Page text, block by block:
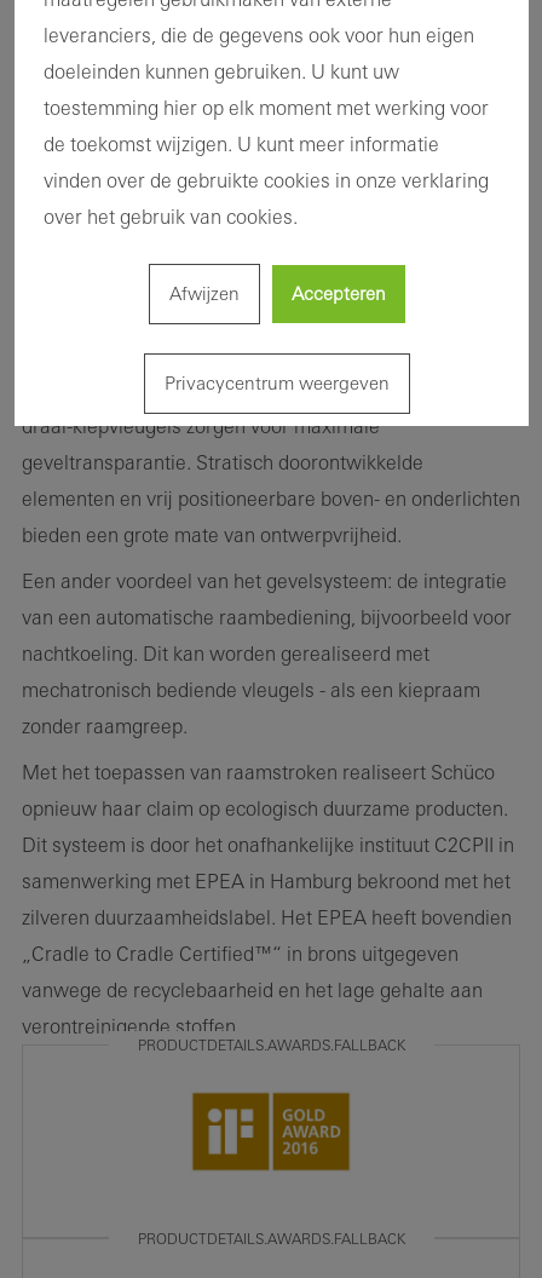
draagconstructie in de gevel
Het vliesgevelsysteem Schüco FWS 60 CV
(Concealed Vent) combineert een harmonieus filigraan
aanzicht met hoge functionaliteit en goede thermische
isolatie. Openingselementen en vaste velden zijn van
buiten niet te onderscheiden; er is overl sprake van een
aanzichtbreedte van slechts 60 mm. De raamvleugel is
aan de binnenzijde vlak aangesloten en alleen te
herkennen aan een filigrane schaduwvoeg en de
Grote elementhoogtes met verdiepingshoge draai- of
draai-kiepvleugels zorgen voor maximale
geveltransparantie. Stratisch doorontwikkelde
elementen en vrij positioneerbare boven- en onderlichten
bieden een grote mate van ontwerpvrijheid.
Een ander voordeel van het gevelsysteem: de integratie
van een automatische raambediening, bijvoorbeeld voor
nachtkoeling. Dit kan worden gerealiseerd met
mechatronisch bediende vleugels - als een kiepraam
zonder raamgreep.
Met het toepassen van raamstroken realiseert Schüco
opnieuw haar claim op ecologisch duurzame producten.
Dit systeem is door het onafhankelijke instituut C2CPII in
samenwerking met EPEA in Hamburg bekroond met het
zilveren duurzaamheidslabel. Het EPEA heeft bovendien
„Cradle to Cradle Certified™“ in brons uitgegeven
vanwege de recyclebaarheid en het lage gehalte aan
verontreinigende stoffen.
PRODUCTDETAILS.AWARDS.FALLBACK
PRODUCTDETAILS.AWARDS.FALLBACK
leveranciers, die de gegevens ook voor hun eigen
doeleinden kunnen gebruiken. U kunt uw
toestemming hier op elk moment met werking voor
de toekomst wijzigen. U kunt meer informatie
vinden over de gebruikte cookies in onze verklaring
over het gebruik van cookies.
Afwijzen Accepteren
Privacycentrum weergeven